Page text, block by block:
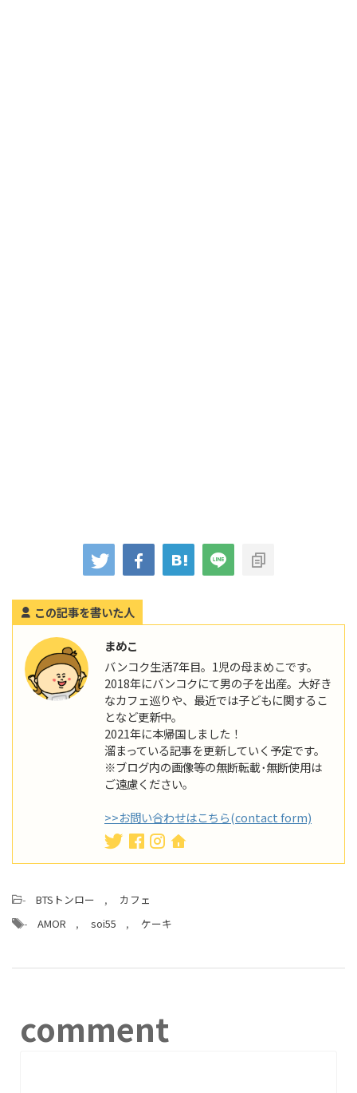
この記事を書いた人
まめこ
バンコク生活7年目。1児の母まめこです。
2018年にバンコクにて男の子を出産。大好き
なカフェ巡りや、最近では子どもに関するこ
となど更新中。
2021年に本帰国しました！
溜まっている記事を更新していく予定です。
※ブログ内の画像等の無断転載･無断使用は
ご遠慮ください｡
>>お問い合わせはこちら(contact form)
- BTSトンロー ,
カフェ
-
AMOR , soi55 , ケーキ
comment